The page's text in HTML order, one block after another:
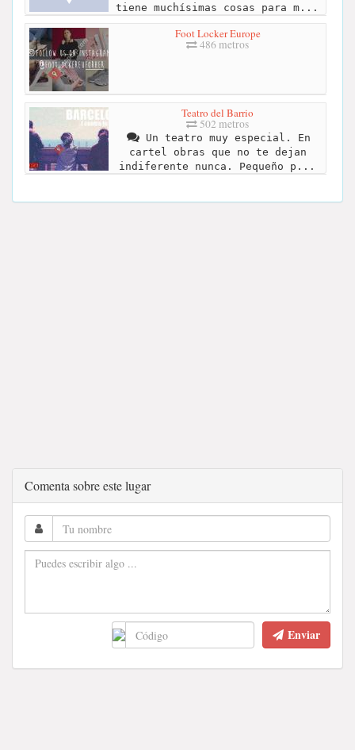
tiene muchísimas cosas para m...
Foot Locker Europe
486 metros
Teatro del Barrio
502 metros
Un teatro muy especial. En
cartel obras que no te dejan
indiferente nunca. Pequeño p...
Comenta sobre este lugar
Enviar